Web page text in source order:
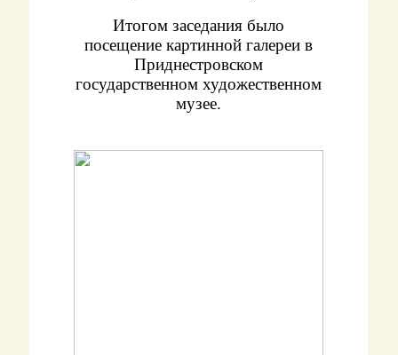
Итогом заседания было
посещение картинной галереи в
Приднестровском
государственном художественном
музее.